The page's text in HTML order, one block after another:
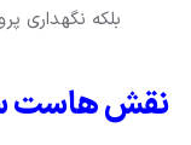
بلکه نگهداری
نقش هاست